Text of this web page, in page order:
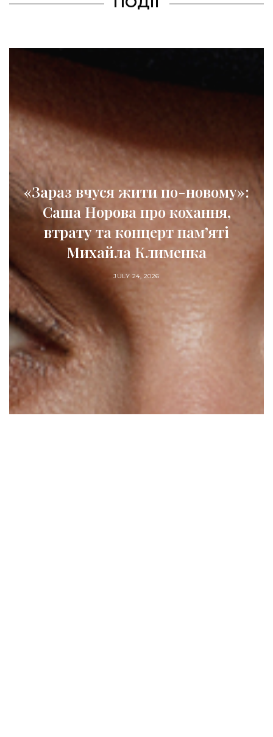
новому»:
Парний вихід: Меган
принц Гаррі на гала-
Канаді